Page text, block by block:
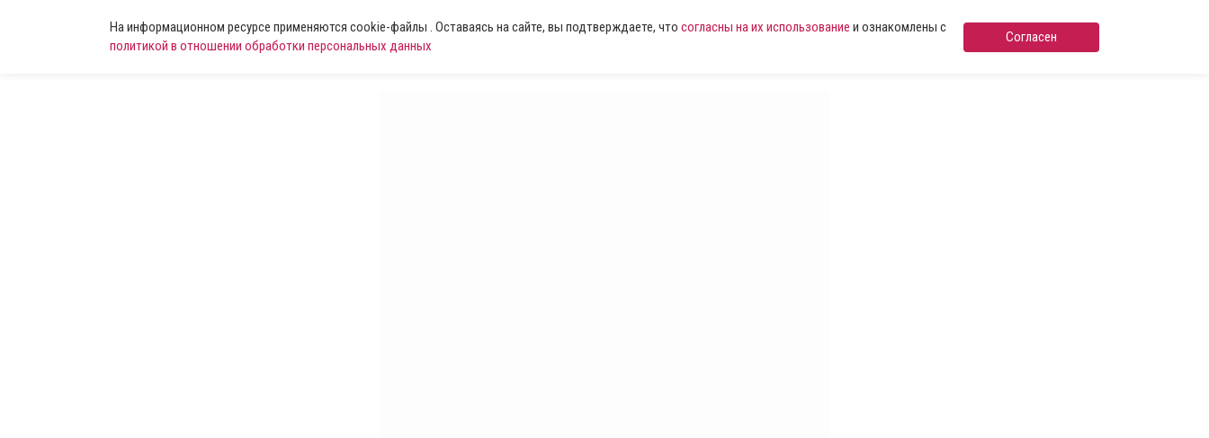
На информационном ресурсе применяются cookie-файлы . Оставаясь на сайте, вы подтверждаете, что согласны на их использование и ознакомлены с
политикой в отношении обработки персональных данных
Согласен